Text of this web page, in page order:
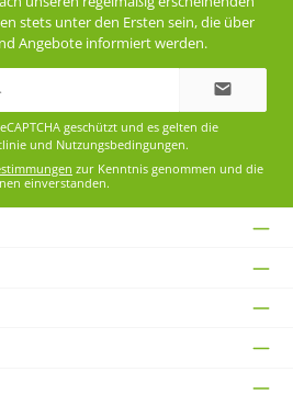
stets unter den Ersten sein, die über
Angebote informiert werden.
geschützt und es gelten die
und Nutzungsbedingungen.
zur Kenntnis genommen und die
einverstanden.